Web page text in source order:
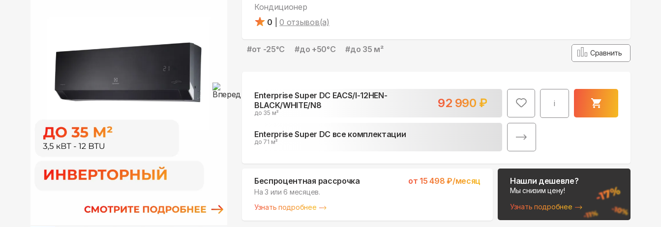
Поможем выбрать
В Telegram
В WhatsApp
Кондиционер
0
0 отзывов(а)
#от -25°С #до +50°С #до 35 м² Сравнить
Enterprise Super DC EACS/I-12HEN-
BLACK/WHITE/N8
до 35 м²
92 990 ₽ i
Enterprise Super DC все комплектации
до 71 м²
Беспроцентная рассрочка от 15 498 ₽/месяц
На 3 или 6 месяцев.
Узнать подробнее
Нашли дешевле?
Мы снизим цену!
Узнать подробнее